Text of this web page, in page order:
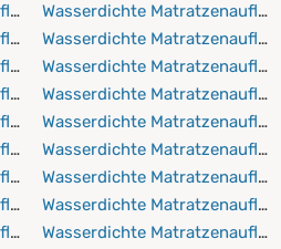
90x190 cm
90x200 cm
90x210 cm
90x220 cm
100x150 cm
100x190 cm
100x200 cm
100x210 cm
100x220 cm
Wasserdichte
Wasserdichte
Wasserdichte
Wasserdichte
Wasserdichte
Wasserdichte
Wasserdichte
Wasserdichte
Wasserdichte